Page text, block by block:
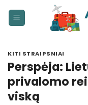
KITI STRAIPSNIAI
Perspėja:
privalomo
viską